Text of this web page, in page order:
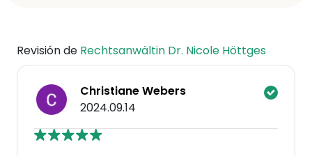
Revisión de Rechtsanwältin Dr. Nicole Höttges
Christiane Webers
2024.09.14